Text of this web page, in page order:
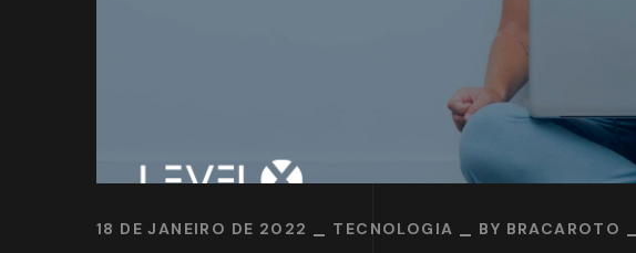
18 DE JANEIRO DE 2022 TECNOLOGIA BY BRACAROTO